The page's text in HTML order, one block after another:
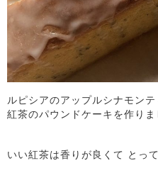
ルピシアのアップルシナモン
紅茶のパウンドケーキを作りま
いい紅茶は香りが良くて とっ